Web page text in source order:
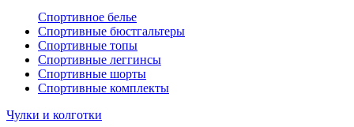
Спортивное белье
Спортивные бюстгальтеры
Спортивные топы
Спортивные леггинсы
Спортивные шорты
Спортивные комплекты
Чулки и колготки